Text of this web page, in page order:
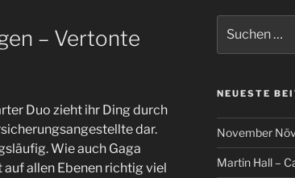
– Vertonte
Duo zieht ihr Ding durch
dar.
Wie auch Gaga
auf allen Ebenen richtig viel
nach:
NEUESTE
November
Martin Hall –